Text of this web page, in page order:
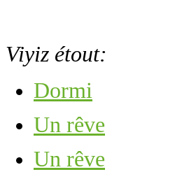
Viyiz étout:
Dormi
Un rêve
Un rêve